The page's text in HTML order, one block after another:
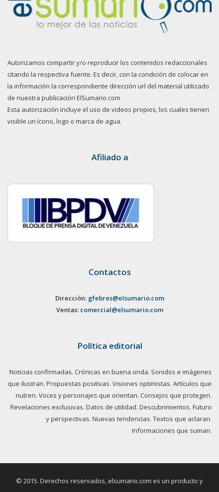
Autorizamos compartir y/o reproducir los contenidos redaccionales
citando la respectiva fuente. Es decir, con la condición de colocar en
la información la correspondiente dirección url del material utilizado
de nuestra publicación ElSumario.com
Esta autorización incluye el uso de videos propios, los cuales tienen
visible un ícono, logo o marca de agua.
Afiliado a
Contactos
Dirección: gfebres@elsumario.com
Ventas: comercial@elsumario.com
Política editorial
Noticias confirmadas. Crónicas en buena onda. Sonidos e imágenes
que ilustran. Propuestas positivas. Visiones optimistas. Artículos que
nutren. Voces y personajes que orientan. Consejos que protegen.
Revelaciones exclusivas. Datos de utilidad. Descubrimientos. Futuro
y perspectivas. Nuevas tendencias. Textos que aclaran.
Informaciones que suman.
© 2015. Derechos reservados, elsumario.com es un producto y